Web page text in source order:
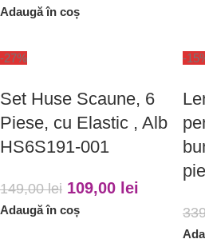
Adaugă în coș
-27%
Set Huse Scaune, 6
Piese, cu Elastic , Alb
HS6S191-001
149,00lei 109,00 lei
Adaugă în coș
-